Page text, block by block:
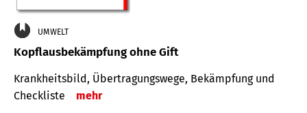
UMWELT
Kopflausbekämpfung ohne Gift
Krankheits­bild, Übertra­gungs­wege, Bekämpfung und
Check­liste
mehr